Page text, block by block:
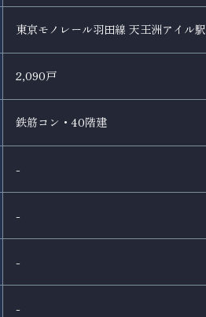
東京モノレール羽田線 天王洲アイル
2,090戸
鉄筋コン・40階建
-
-
-
-